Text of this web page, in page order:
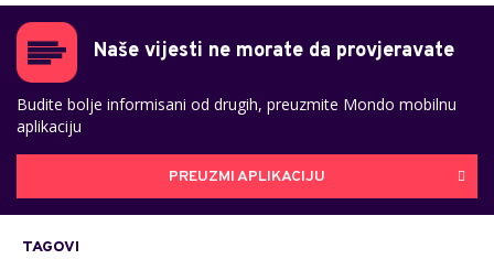
Naše vijesti ne morate da provjeravate
Budite bolje informisani od drugih, preuzmite Mondo mobilnu
aplikaciju
PREUZMI APLIKACIJU
TAGOVI